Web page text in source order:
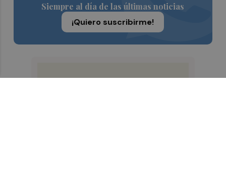
Siempre al día de las últimas noticias
¡Quiero suscribirme!